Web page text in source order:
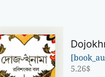
5.26$